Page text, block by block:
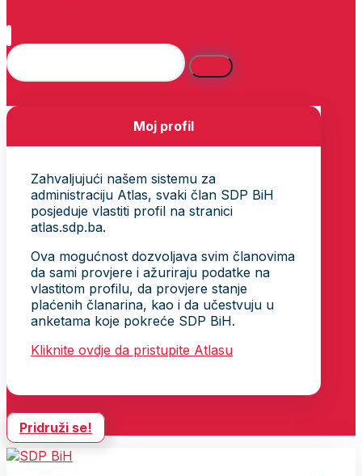
Moj profil
Zahvaljujući našem sistemu za
administraciju Atlas, svaki član SDP BiH
posjeduje vlastiti profil na stranici
atlas.sdp.ba.
Ova mogućnost dozvoljava svim članovima
da sami provjere i ažuriraju podatke na
vlastitom profilu, da provjere stanje
plaćenih članarina, kao i da učestvuju u
anketama koje pokreće SDP BiH.
Kliknite ovdje da pristupite Atlasu
Pridruži se!